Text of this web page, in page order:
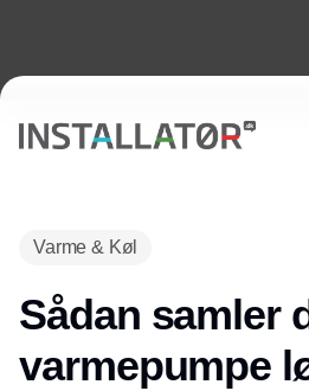
Varme & Køl
Sådan samler
varmepumpe